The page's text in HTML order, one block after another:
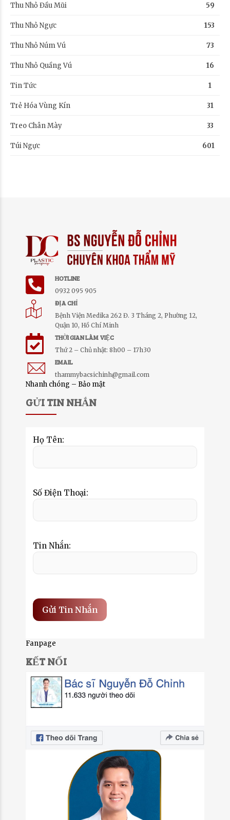
Thu Nhỏ Đầu Mũi 59
Thu Nhỏ Ngực 153
Thu Nhỏ Núm Vú 73
Thu Nhỏ Quầng Vú 16
Tin Tức 1
Trẻ Hóa Vùng Kín 31
Treo Chân Mày 33
Túi Ngực 601
HOTLINE
0932 095 905
ĐỊA CHỈ
Bệnh Viện Medika 262 Đ. 3 Tháng 2, Phường 12,
Quận 10, Hồ Chí Minh
THỜI GIAN LÀM VIỆC
Thứ 2 – Chủ nhật: 8h00 – 17h30
EMAIL
thammybacsichinh@gmail.com
Nhanh chóng – Bảo mật
GỬI TIN NHẮN
Họ Tên:
Số Điện Thoại:
Tin Nhắn:
Fanpage
KẾT NỐI